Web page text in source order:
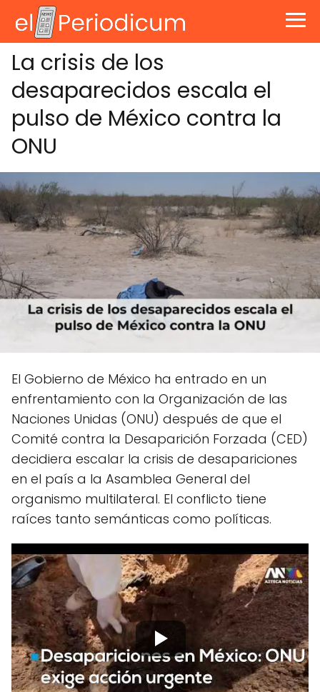
La crisis de los
desaparecidos escala el
pulso de México contra la
ONU
El Gobierno de México ha entrado en un
enfrentamiento con la Organización de las
Naciones Unidas (ONU) después de que el
Comité contra la Desaparición Forzada (CED)
decidiera escalar la crisis de desapariciones
en el país a la Asamblea General del
organismo multilateral. El conflicto tiene
raíces tanto semánticas como políticas.